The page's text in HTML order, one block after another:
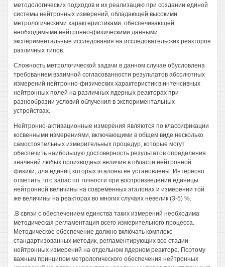
методологических подходов и их реализацию при создании единой
системы нейтронных измерений, обладающей высокими
метрологическими характеристиками, обеспечивающей
необходимыми нейтронно-физическими данными
экспериментальные исследования на исследовательских реакторов
различных типов.
Сложность метрологической задачи в данном случае обусловлена
требованием взаимной согласованности результатов абсолютных
измерений нейтронно-физических характеристик в интенсивных
нейтронных полей на различных ядерных реакторах при
разнообразии условий облучения в экспериментальных
устройствах.
Нейтронно-активационные измерения являются по классификации
косвенными измерениями, включающими в общем виде несколько
самостоятельных измерительных процедур, которые могут
обеспечить наибольшую достоверность результатов определения
значений любых производных величин в области нейтронной
физики, для единиц которых эталоны не установлены. Интересно
отметить, что запас по точности при воспроизведении единицы
нейтронной величины на современных эталонах и измерении той
же величины на реакторах во многих случаях невелик (3-5) %.
.В связи с обеспечением единства таких измерений необходима
методическая регламентация всего измерительного процесса.
Методическое обеспечение должно включать комплекс
стандартизованных методик, регламентирующих все стадии
нейтронных измерений на отдельном ядерном реакторе. Поэтому
важным принципом метрологического обеспечения нейтронных